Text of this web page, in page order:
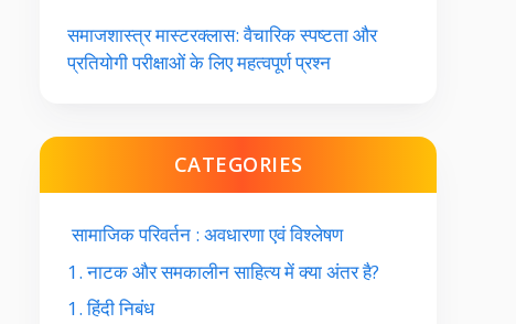
समाजशास्त्र मास्टरक्लास: वैचारिक स्पष्टता और
प्रतियोगी परीक्षाओं के लिए महत्वपूर्ण प्रश्न
CATEGORIES
सामाजिक परिवर्तन : अवधारणा एवं विश्लेषण
1. नाटक और समकालीन साहित्य में क्या अंतर है?
1. हिंदी निबंध